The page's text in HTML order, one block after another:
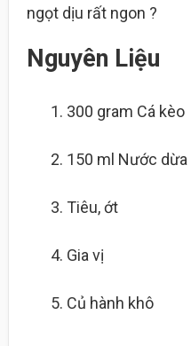
ngọt dịu rất ngon ?
Nguyên Liệu
300 gram Cá kèo
150 ml Nước dừa
Tiêu, ớt
Gia vị
Củ hành khô